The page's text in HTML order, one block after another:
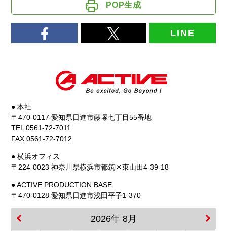
POP生成
LINE
● 本社
〒470-0117 愛知県日進市藤塚七丁目55番地
TEL 0561-72-7011
FAX 0561-72-7012
● 横浜オフィス
〒224-0023 神奈川県横浜市都筑区東山田4-39-18
● ACTIVE PRODUCTION BASE
〒470-0128 愛知県日進市浅田平子1-370
2026年 8月